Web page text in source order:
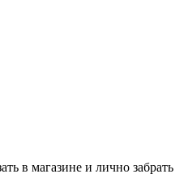
в магазине и лично забрать